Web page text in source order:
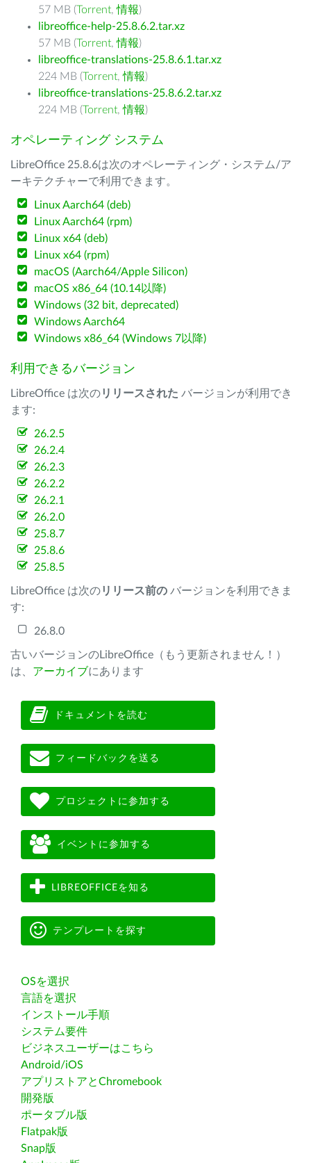
57 MB (Torrent,情報)
libreoffice-help-25.8.6.2.tar.xz
57 MB (Torrent,情報)
libreoffice-translations-25.8.6.1.tar.xz
224 MB (Torrent,情報)
libreoffice-translations-25.8.6.2.tar.xz
224 MB (Torrent,情報)
オペレーティング システム
LibreOffice 25.8.6は次のオペレーティング・システム/ア
ーキテクチャーで利用できます。
Linux Aarch64 (deb)
Linux Aarch64 (rpm)
Linux x64 (deb)
Linux x64 (rpm)
macOS (Aarch64/Apple Silicon)
macOS x86_64 (10.14以降)
Windows (32 bit, deprecated)
Windows Aarch64
Windows x86_64 (Windows 7以降)
利用できるバージョン
LibreOffice は次のリリースされた バージョンが利用でき
ます:
26.2.5
26.2.4
26.2.3
26.2.2
26.2.1
26.2.0
25.8.7
25.8.6
25.8.5
LibreOffice は次のリリース前の バージョンを利用できま
す:
26.8.0
古いバージョンのLibreOffice（もう更新されません！）
は、 アーカイブにあります
ドキュメントを読む
フィードバックを送る
プロジェクトに参加する
イベントに参加する
LIBREOFFICEを知る
テンプレートを探す
OSを選択
言語を選択
インストール手順
システム要件
ビジネスユーザーはこちら
Android/iOS
アプリストアとChromebook
開発版
ポータブル版
Flatpak版
Snap版